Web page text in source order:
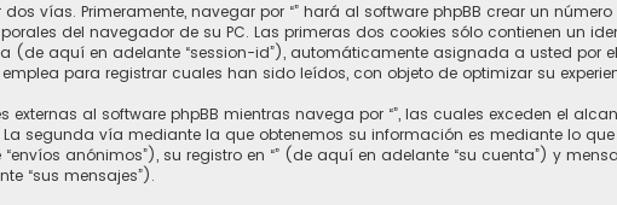
vías. Primeramente, navegar por “” hará al software phpBB crear un
del navegador de su PC. Las primeras dos cookies sólo contienen un
(de aquí en adelante “session-id”), automáticamente asignada a usted por
para registrar cuales han sido leídos, con objeto de optimizar su
externas al software phpBB mientras navega por “”, las cuales exceden el
La segunda vía mediante la que obtenemos su información es mediante lo
anónimos”), su registro en “” (de aquí en adelante “su cuenta”) y
“sus mensajes”).